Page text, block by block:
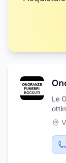
Le
di